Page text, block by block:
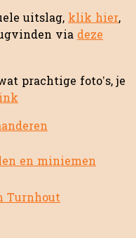
uitslag, klik hier,
via deze
prachtige foto’s, je
en miniemen
Turnhout